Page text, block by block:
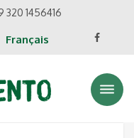
320 1456416
Français